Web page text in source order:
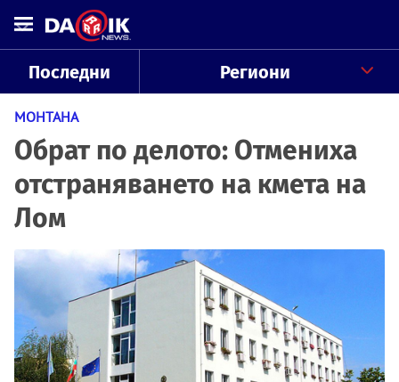
Последни Региони
МОНТАНА
Обрат по делото: Отмениха
отстраняването на кмета на
Лом